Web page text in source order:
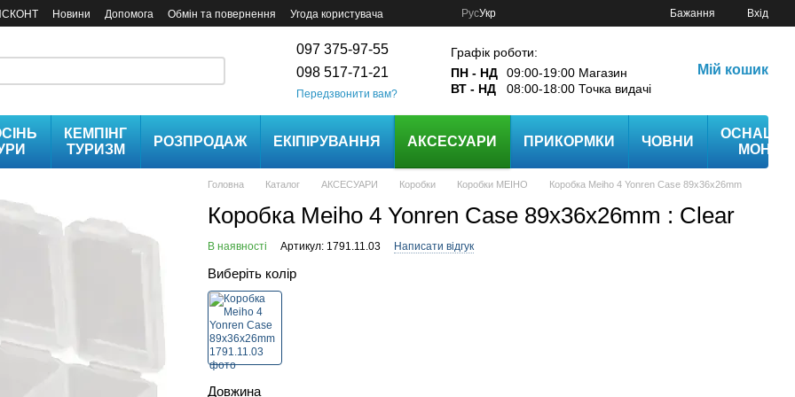
Новини Допомога Обмін та повернення Угода користувача РусУкр Бажання Вхід
097 375-97-55
098 517-71-21
Передзвонити вам?
Графік роботи:
ПН - НД
09:00-19:00 Магазин
ВТ - НД
08:00-18:00 Точка видачі
Мій кошик
КЕМПІНГ
ТУРИЗМ
РОЗПРОДАЖ ЕКІПІРУВАННЯ АКСЕСУАРИ ПРИКОРМКИ ЧОВНИ
Головна Каталог АКСЕСУАРИ Коробки Коробки MEIHO Коробка Meiho 4 Yonren Case 89x36x26mm
Коробка Meiho 4 Yonren Case 89x36x26mm : Clear
В наявності Артикул: 1791.11.03 Написати відгук
Виберіть колір
Довжина